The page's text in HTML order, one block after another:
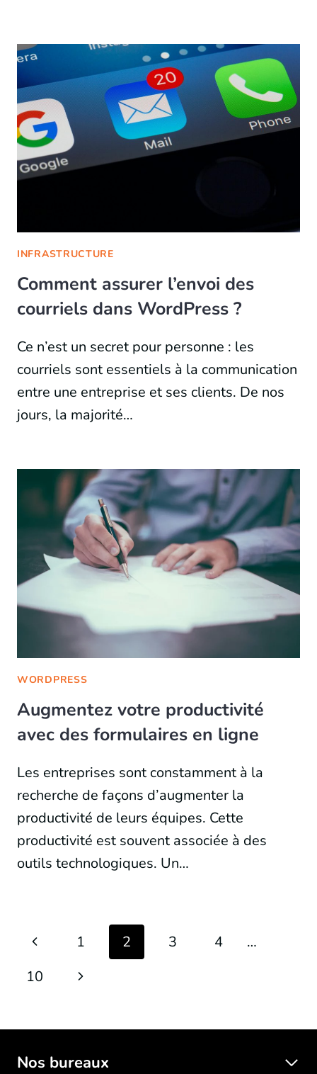
INFRASTRUCTURE
Comment assurer l’envoi des
courriels dans WordPress ?
Ce n’est un secret pour personne : les
courriels sont essentiels à la communication
entre une entreprise et ses clients. De nos
jours, la majorité…
WORDPRESS
Augmentez votre productivité
avec des formulaires en ligne
Les entreprises sont constamment à la
recherche de façons d’augmenter la
productivité de leurs équipes. Cette
productivité est souvent associée à des
outils technologiques. Un…
Page
navigation
Previous
Page
1 2 3 4
…
10
Next
Nos bureaux